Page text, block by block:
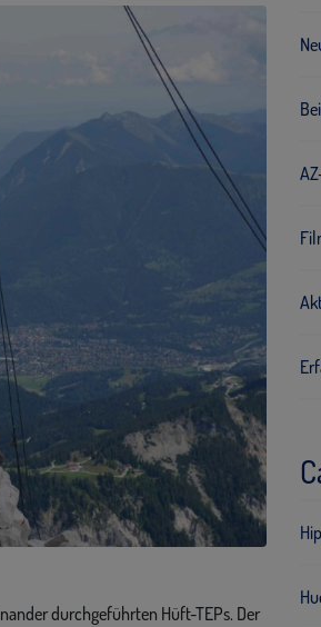
durchgeführten Hüft-TEPs. Der